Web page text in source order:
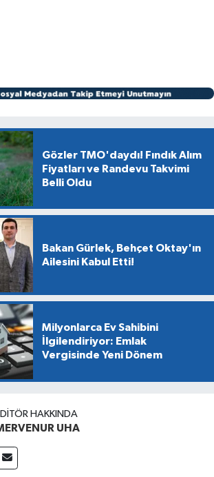
Gözler TMO'daydı! Fındık Alım
Fiyatları ve Randevu Takvimi
Belli Oldu
Bakan Gürlek, Behçet Oktay'ın
Ailesini Kabul Etti!
Milyonlarca Ev Sahibini
İlgilendiriyor: Emlak
Vergisinde Yeni Dönem
HAKKINDA
UHA